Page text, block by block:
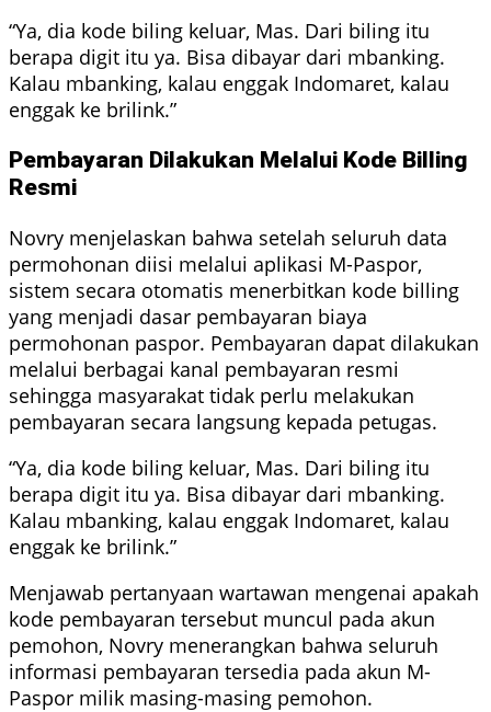
“Ya, dia kode biling keluar, Mas. Dari biling itu
berapa digit itu ya. Bisa dibayar dari mbanking.
Kalau mbanking, kalau enggak Indomaret, kalau
enggak ke brilink.”
Pembayaran Dilakukan Melalui Kode Billing
Resmi
Novry menjelaskan bahwa setelah seluruh data
permohonan diisi melalui aplikasi M-Paspor,
sistem secara otomatis menerbitkan kode billing
yang menjadi dasar pembayaran biaya
permohonan paspor. Pembayaran dapat dilakukan
melalui berbagai kanal pembayaran resmi
sehingga masyarakat tidak perlu melakukan
pembayaran secara langsung kepada petugas.
“Ya, dia kode biling keluar, Mas. Dari biling itu
berapa digit itu ya. Bisa dibayar dari mbanking.
Kalau mbanking, kalau enggak Indomaret, kalau
enggak ke brilink.”
Menjawab pertanyaan wartawan mengenai apakah
kode pembayaran tersebut muncul pada akun
pemohon, Novry menerangkan bahwa seluruh
informasi pembayaran tersedia pada akun M-
Paspor milik masing-masing pemohon.